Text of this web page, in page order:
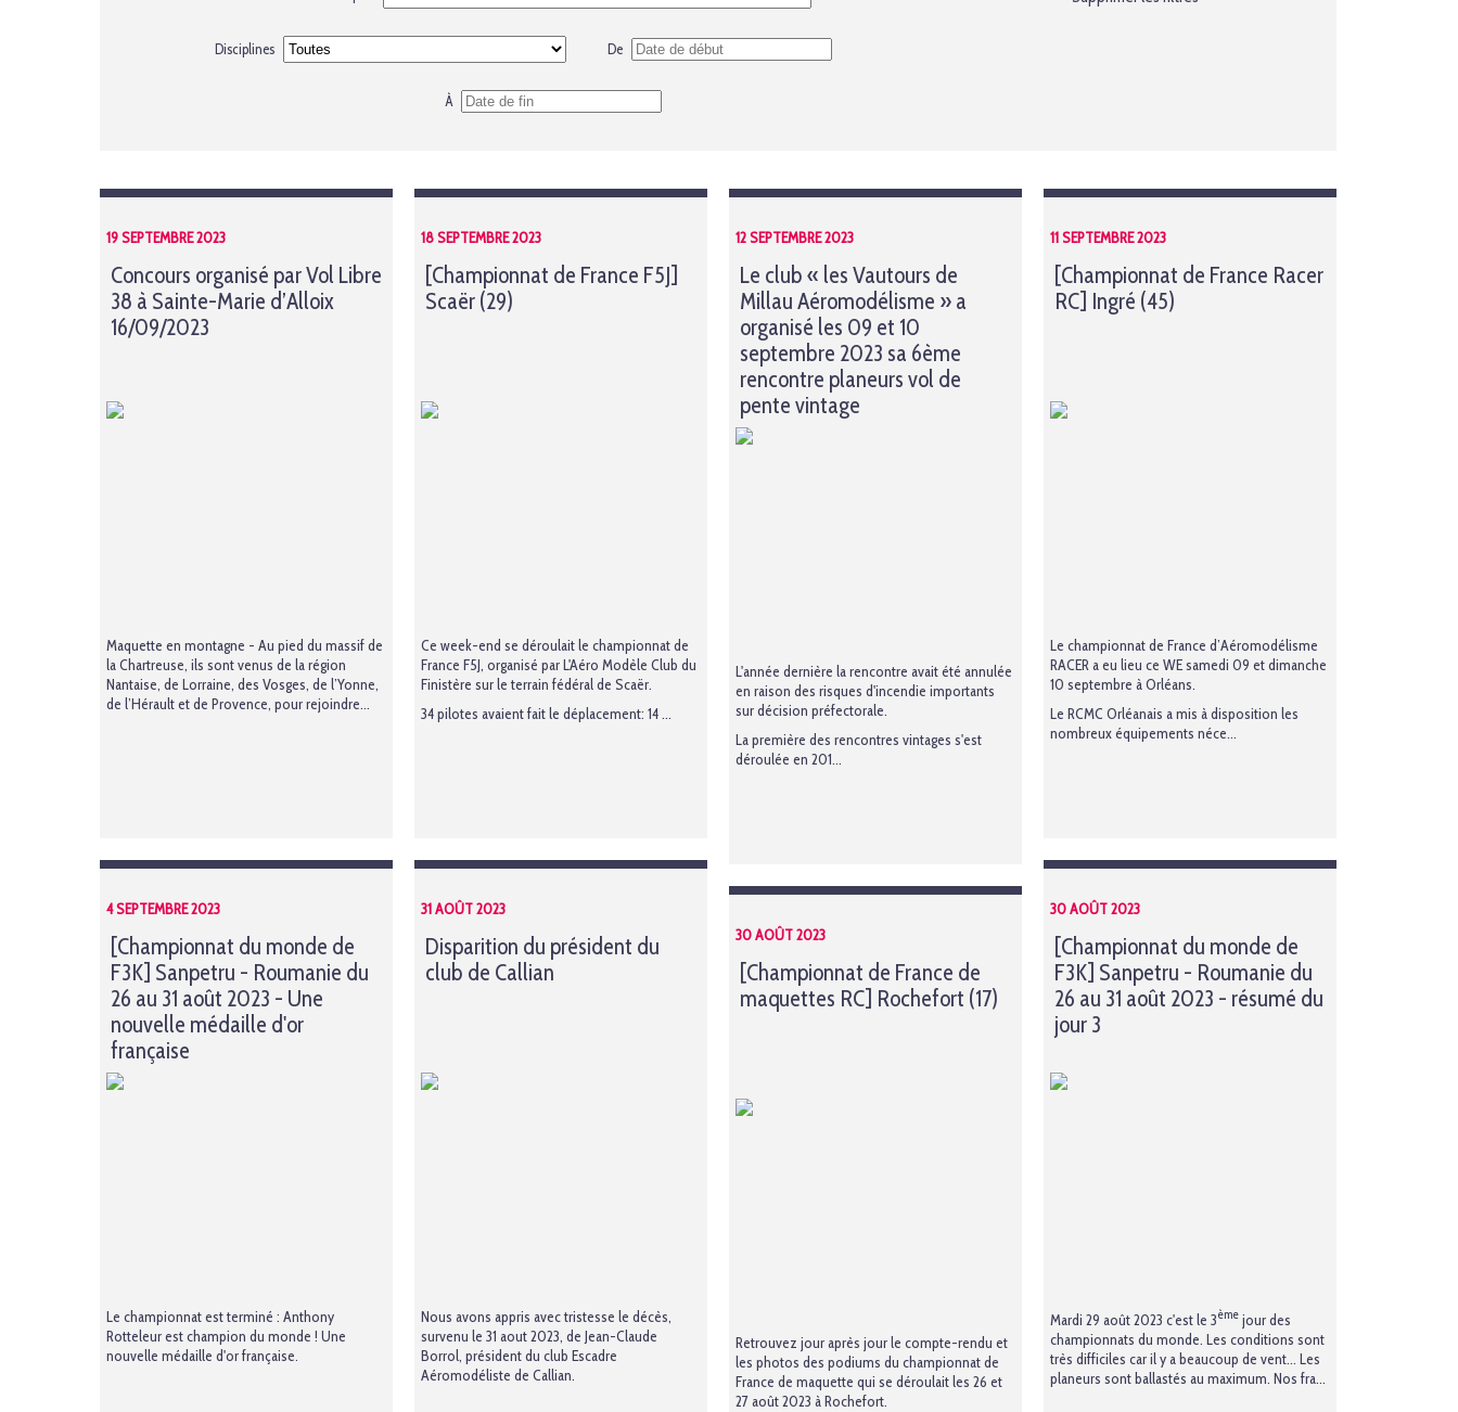
Disciplines De
À
19 SEPTEMBRE 2023
Concours organisé par Vol Libre
38 à Sainte-Marie d’Alloix
16/09/2023
Maquette en montagne - Au pied du massif de
la Chartreuse, ils sont venus de la région
Nantaise, de Lorraine, des Vosges, de l’Yonne,
de l’Hérault et de Provence, pour rejoindre...
18 SEPTEMBRE 2023
[Championnat de France F5J]
Scaër (29)
Ce week-end se déroulait le championnat de
France F5J, organisé par L'Aéro Modèle Club du
Finistère sur le terrain fédéral de Scaër.
34 pilotes avaient fait le déplacement: 14 ...
12 SEPTEMBRE 2023
Le club « les Vautours de
Millau Aéromodélisme » a
organisé les 09 et 10
septembre 2023 sa 6ème
rencontre planeurs vol de
pente vintage
L'année dernière la rencontre avait été annulée
en raison des risques d'incendie importants
sur décision préfectorale.
La première des rencontres vintages s'est
déroulée en 201...
11 SEPTEMBRE 2023
[Championnat de France Racer
RC] Ingré (45)
Le championnat de France d’Aéromodélisme
RACER a eu lieu ce WE samedi 09 et dimanche
10 septembre à Orléans.
Le RCMC Orléanais a mis à disposition les
nombreux équipements néce...
4 SEPTEMBRE 2023
[Championnat du monde de
F3K] Sanpetru - Roumanie du
26 au 31 août 2023 - Une
nouvelle médaille d'or
française
Le championnat est terminé : Anthony
Rotteleur est champion du monde ! Une
nouvelle médaille d'or française.
31 AOÛT 2023
Disparition du président du
club de Callian
Nous avons appris avec tristesse le décès,
survenu le 31 aout 2023, de Jean-Claude
Borrol, président du club Escadre
Aéromodéliste de Callian.
30 AOÛT 2023
[Championnat du monde de
F3K] Sanpetru - Roumanie du
26 au 31 août 2023 - résumé du
jour 3
Mardi 29 août 2023 c'est le 3ème jour des
championnats du monde. Les conditions sont
très difficiles car il y a beaucoup de vent… Les
planeurs sont ballastés au maximum. Nos fra...
30 AOÛT 2023
[Championnat de France de
maquettes RC] Rochefort (17)
Retrouvez jour après jour le compte-rendu et
les photos des podiums du championnat de
France de maquette qui se déroulait les 26 et
27 août 2023 à Rochefort.